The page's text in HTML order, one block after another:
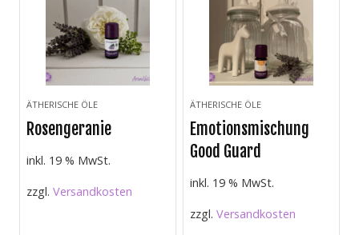
ÄTHERISCHE ÖLE
Rosengeranie
inkl. 19 % MwSt.
zzgl.Versandkosten
ÄTHERISCHE ÖLE
Emotionsmischung
Good Guard
inkl. 19 % MwSt.
zzgl.Versandkosten